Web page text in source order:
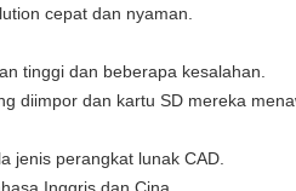
cepat dan nyaman.
tinggi dan beberapa kesalahan.
diimpor dan kartu SD mereka
jenis perangkat lunak CAD.